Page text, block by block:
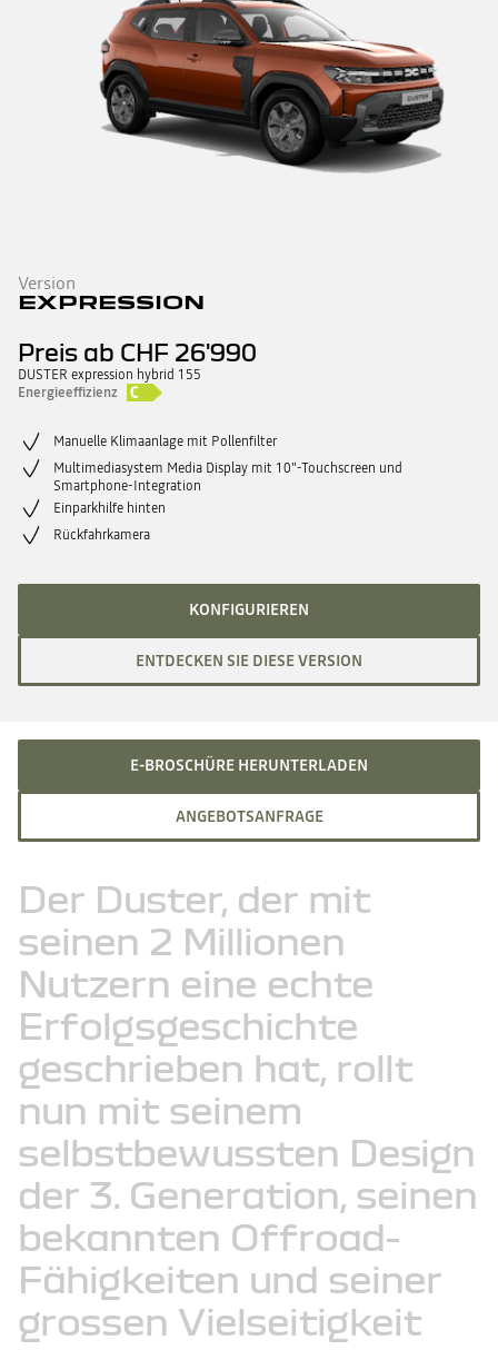
Version
EXPRESSION
Preis ab CHF 26'990
DUSTER expression hybrid 155
Energieeffizienz
Manuelle Klimaanlage mit Pollenfilter
Multimediasystem Media Display mit 10"-Touchscreen und
Smartphone-Integration
Einparkhilfe hinten
Rückfahrkamera
KONFIGURIEREN
ENTDECKEN SIE DIESE VERSION
E-BROSCHÜRE HERUNTERLADEN
ANGEBOTSANFRAGE
Der Duster, der mit
seinen 2 Millionen
Nutzern eine echte
Erfolgsgeschichte
geschrieben hat, rollt
nun mit seinem
selbstbewussten Design
der 3. Generation, seinen
bekannten Offroad-
Fähigkeiten und seiner
grossen Vielseitigkeit